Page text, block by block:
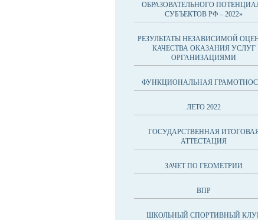
ОБРАЗОВАТЕЛЬНОГО
СУБЪЕКТОВ РФ – 2022»
РЕЗУЛЬТАТЫ НЕЗАВИСИМОЙ
КАЧЕСТВА ОКАЗАНИЯ УСЛУГ
ОРГАНИЗАЦИЯМИ
ФУНКЦИОНАЛЬНАЯ
ЛЕТО 2022
ГОСУДАРСТВЕННАЯ
АТТЕСТАЦИЯ
ЗАЧЕТ ПО ГЕОМЕТРИИ
ВПР
ШКОЛЬНЫЙ СПОРТИВНЫЙ